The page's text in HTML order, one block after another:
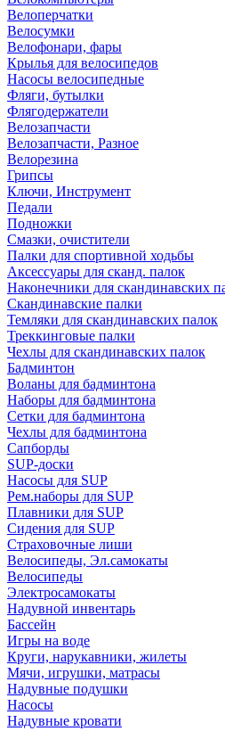
Велоперчатки
Велосумки
Велофонари, фары
Крылья для велосипедов
Насосы велосипедные
Фляги, бутылки
Флягодержатели
Велозапчасти
Велозапчасти, Разное
Велорезина
Грипсы
Ключи, Инструмент
Педали
Подножки
Смазки, очистители
Палки для спортивной ходьбы
Аксессуары для сканд. палок
Наконечники для скандинавских
Скандинавские палки
Темляки для скандинавских палок
Треккинговые палки
Чехлы для скандинавских палок
Бадминтон
Воланы для бадминтона
Наборы для бадминтона
Сетки для бадминтона
Чехлы для бадминтона
Сапборды
SUP-доски
Насосы для SUP
Рем.наборы для SUP
Плавники для SUP
Сидения для SUP
Страховочные лиши
Велосипеды, Эл.самокаты
Велосипеды
Электросамокаты
Надувной инвентарь
Бассейн
Игры на воде
Круги, нарукавники, жилеты
Мячи, игрушки, матрасы
Надувные подушки
Насосы
Надувные кровати